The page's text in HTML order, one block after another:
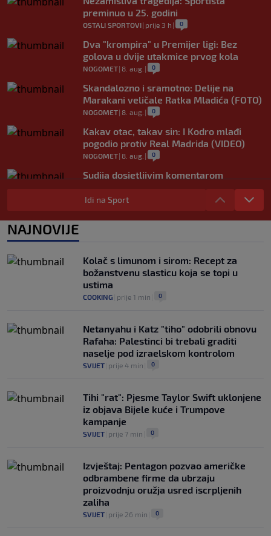
preminuo u 25. godini
OSTALI SPORTOVI| prije 3 h | 0
Dva "krompira" u Premijer ligi: Bez
golova u dvije utakmice prvog kola
NOGOMET| 8. aug. | 0
Skandalozno i sramotno: Delije na
Marakani veličale Ratka Mladića (FOTO)
NOGOMET| 8. aug. | 0
Kakav otac, takav sin: I Kodro mlađi
pogodio protiv Real Madrida (VIDEO)
NOGOMET| 8. aug. | 0
Sudija dosjetljivim komentarom
nasmijao publiku nakon žalbe tenisera
(VIDEO)
NOGOMET
Idi na Sport
NAJNOVIJE
Kolač s limunom i sirom: Recept za
božanstvenu slasticu koja se topi u
ustima
COOKING prije 1 min 0
Netanyahu i Katz "tiho" odobrili obnovu
Rafaha: Palestinci bi trebali graditi
naselje pod izraelskom kontrolom
SVIJET prije 4 min 0
Tihi "rat": Pjesme Taylor Swift uklonjene
iz objava Bijele kuće i Trumpove
kampanje
SVIJET prije 7 min 0
Izvještaj: Pentagon pozvao američke
odbrambene firme da ubrzaju
proizvodnju oružja usred iscrpljenih
zaliha
SVIJET prije 26 min 0